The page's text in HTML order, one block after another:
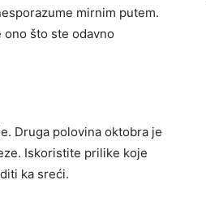
mirnim putem.
što ste odavno
Druga polovina oktobra je
Iskoristite prilike koje
ka sreći.